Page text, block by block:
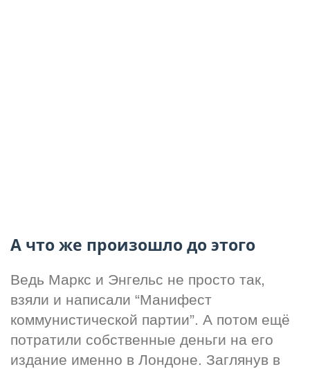
А что же произошло до этого
Ведь Маркс и Энгельс не просто так,
взяли и написали “Манифест
коммунистической партии”. А потом ещё
потратили собственные деньги на его
издание именно в Лондоне. Заглянув в